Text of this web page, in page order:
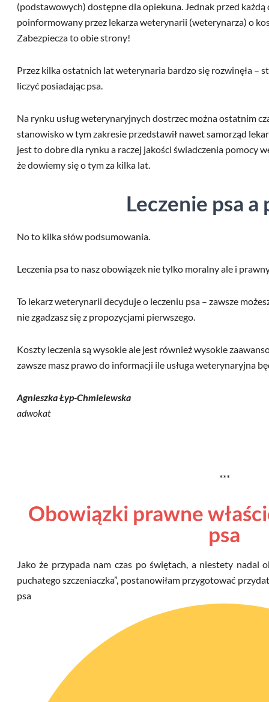
(podstawowych) dostępne dla opiekuna. Jednak przed
poinformowany przez lekarza weterynarii (weterynarza) o
Zabezpiecza to obie strony!
Przez kilka ostatnich lat weterynaria bardzo się rozwinęła –
liczyć posiadając psa.
Na rynku usług weterynaryjnych dostrzec można ostatnim
stanowisko w tym zakresie przedstawił nawet samorząd
jest to dobre dla rynku a raczej jakości świadczenia pomocy
że dowiemy się o tym za kilka lat.
Leczenie psa a
No to kilka słów podsumowania.
Leczenia psa to nasz obowiązek nie tylko moralny ale i
To lekarz weterynarii decyduje o leczeniu psa – zawsze
nie zgadzasz się z propozycjami pierwszego.
Koszty leczenia są wysokie ale jest również wysokie
zawsze masz prawo do informacji ile usługa weterynaryjna
Agnieszka Łyp-Chmielewska
adwokat
***
Obowiązki prawne
psa
Jako że przypada nam czas po świętach, a niestety nadal
puchatego szczeniaczka”, postanowiłam przygotować
psa